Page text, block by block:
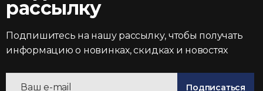
рассылку
Подпишитесь на нашу рассылку, чтобы получать
информацию о новинках, скидках и новостях
Подписаться